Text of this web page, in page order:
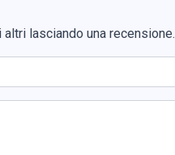
lasciando una recensione.